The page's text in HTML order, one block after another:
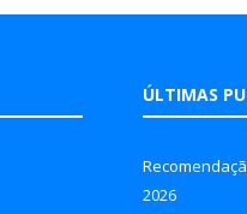
ÚLTIMAS
2026